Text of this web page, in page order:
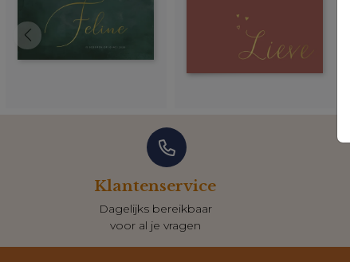
Klantenservice
Dagelijks bereikbaar
voor al je vragen